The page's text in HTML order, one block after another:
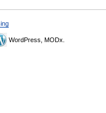
WordPress, MODx.